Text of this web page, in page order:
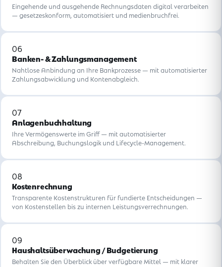
Eingehende und ausgehende Rechnungsdaten digital verarbeiten
— gesetzeskonform, automatisiert und medienbruchfrei.
06
Banken- & Zahlungsmanagement
Nahtlose Anbindung an Ihre Bankprozesse — mit automatisierter
Zahlungsabwicklung und Kontenabgleich.
07
Anlagenbuchhaltung
Ihre Vermögenswerte im Griff — mit automatisierter
Abschreibung, Buchungslogik und Lifecycle-Management.
08
Kostenrechnung
Transparente Kostenstrukturen für fundierte Entscheidungen —
von Kostenstellen bis zu internen Leistungsverrechnungen.
09
Haushaltsüberwachung / Budgetierung
Behalten Sie den Überblick über verfügbare Mittel — mit klarer